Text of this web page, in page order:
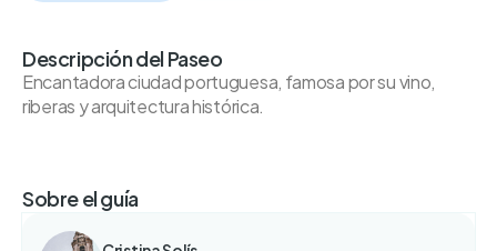
Descripción del Paseo
Encantadora ciudad portuguesa, famosa por su vino,
riberas y arquitectura histórica.
Sobre el guía